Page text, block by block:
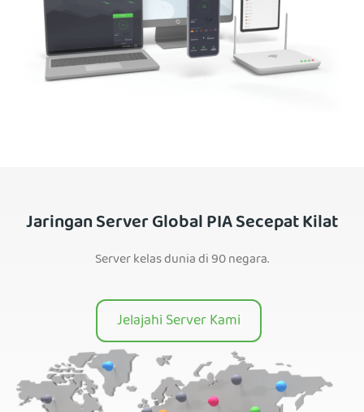
Jaringan Server Global PIA Secepat Kilat
Server kelas dunia di 90 negara.
Jelajahi Server Kami